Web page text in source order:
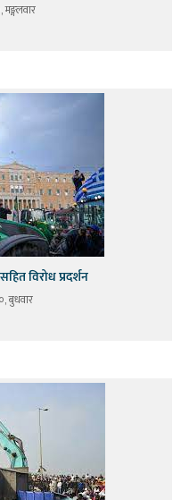
विरोध प्रदर्शन
बुधवार